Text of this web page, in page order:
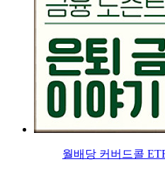
월배당 커버드콜